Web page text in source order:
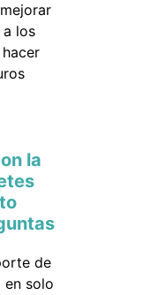
a los
la
de
en solo